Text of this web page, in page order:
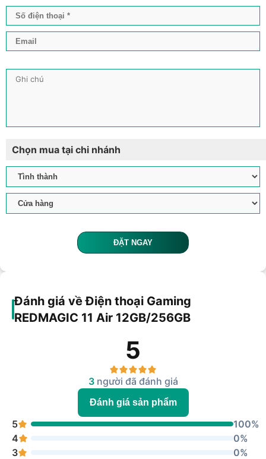
Chọn mua tại chi nhánh
ĐẶT NGAY
Đánh giá về Điện thoại Gaming
REDMAGIC 11 Air 12GB/256GB
5
3người đã đánh giá
Đánh giá sản phẩm
5
100%
4
0%
3
0%